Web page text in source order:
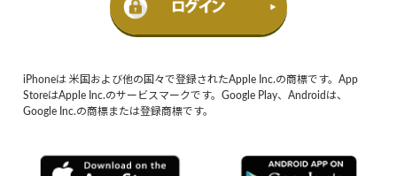
iPhoneは 米国および他の国々で登録されたApple Inc.の商標です。App
StoreはApple Inc.のサービスマークです。Google Play、Androidは、
Google Inc.の商標または登録商標です。